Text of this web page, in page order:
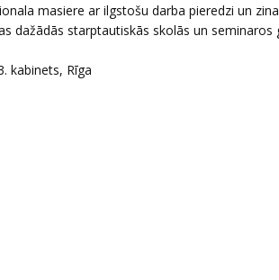
masiere ar ilgstošu darba pieredzi un
dažādās starptautiskās skolās un seminaros
kabinets, Rīga